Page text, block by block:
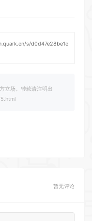
s/d0d47e28be1c
立场。转载请注明出
暂无评论